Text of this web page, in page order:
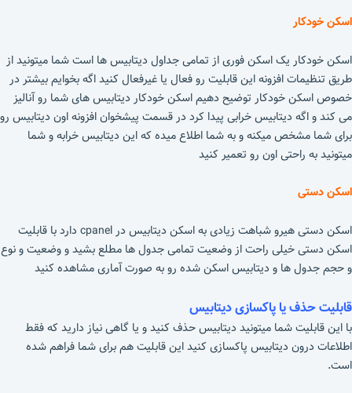
اسکن خودکار
اسکن خودکار یک اسکن فوری از تمامی جداول دیتابیس ها است شما میتونید از
طریق تنظیمات افزونه این قابلیت رو فعال یا غیرفعال کنید اگه بخوایم بیشتر در
خصوص اسکن خودکار توضیح دهیم اسکن خودکار دیتابیس های شما رو آنالیز
می کند و اگه دیتابیس خرابی پیدا کرد در قسمت پیشخوان افزونه اون دیتابیس رو
برای شما مشخص میکنه و به شما اطلاع میده که این دیتابیس خرابه و شما
میتونید به راحتی اون رو تعمیر کنید
اسکن دستی
اسکن دستی هیرو شباهت زیادی به اسکن دیتابیس در cpanel دارد با قابلیت
اسکن دستی خیلی راحت از وضعیت تمامی جدول ها مطلع بشید و وضعیت و نوع
و حجم جدول ها و دیتابیس اسکن شده رو به صورت آماری مشاهده کنید
قابلیت حذف یا پاکسازی دیتابیس
با این قابلیت شما میتونید دیتابیس حذف کنید و یا گاهی نیاز دارید که فقط
اطلاعات درون دیتابیس پاکسازی کنید این قابلیت هم برای شما فراهم شده
است.